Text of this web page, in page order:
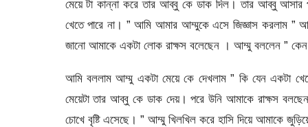
মেয়ে টা কান্না করে তার আব্বু কে ডাক দিল। তার আব্বু
খেতে পারে না। ” আমি আমার আম্মুকে এসে জিজ্ঞাস করলাম ”
জানো আমাকে একটা লোক রাক্ষস বলেছেন । আম্মু বললেন ” কেন
আমি বললাম আম্মু একটা মেয়ে কে দেখলাম ” কি যেন একটা
মেয়েটা তার আব্বু কে ডাক দেয়। পরে উনি আমাকে রাক্ষস
চোখে বৃষ্টি এসেছে। ” আম্মু খিলখিল করে হাসি দিয়ে আমাকে